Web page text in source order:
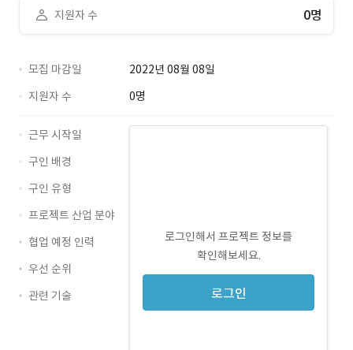
지원자 수 0명
모집 마감일
2022년 08월 08일
지원자 수
0명
로그인해서 프로젝트 정보를
확인해보세요.
로그인
근무 시작일
구인 배경
구인 유형
프로젝트 산업 분야
협업 예정 인력
우선 순위
관련 기술
JavaScript · 경력 무관